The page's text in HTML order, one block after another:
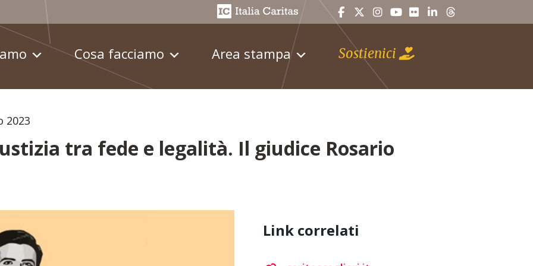
Cosa facciamo Area stampa Sostienici
2023
tra fede e legalità. Il giudice Rosario
Link correlati